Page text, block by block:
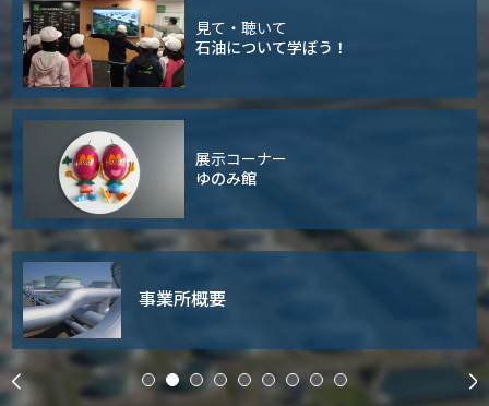
見て・聴いて
石油について学ぼう！
展示コーナー
ゆのみ館
事業所概要